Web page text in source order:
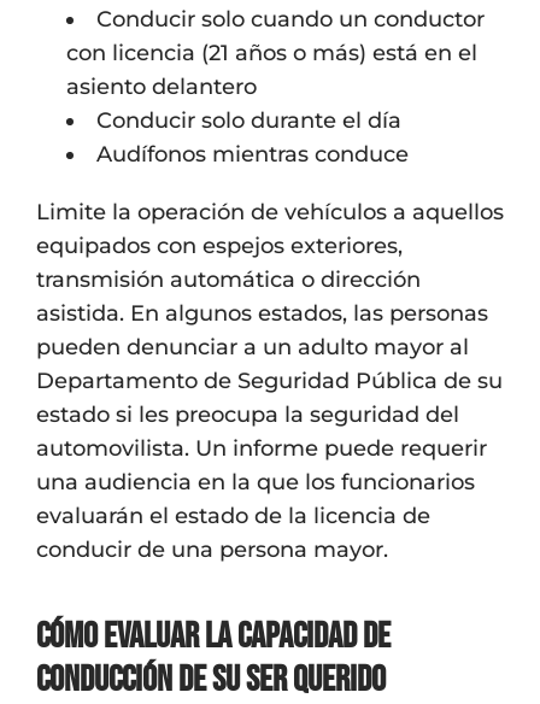
Conducir solo cuando un conductor
con licencia (21 años o más) está en el
asiento delantero
Conducir solo durante el día
Audífonos mientras conduce
Limite la operación de vehículos a aquellos
equipados con espejos exteriores,
transmisión automática o dirección
asistida. En algunos estados, las personas
pueden denunciar a un adulto mayor al
Departamento de Seguridad Pública de su
estado si les preocupa la seguridad del
automovilista. Un informe puede requerir
una audiencia en la que los funcionarios
evaluarán el estado de la licencia de
conducir de una persona mayor.
Cómo evaluar la capacidad de
conducción de su ser querido